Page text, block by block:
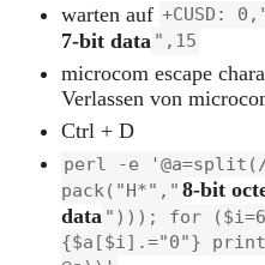
warten auf +CUSD:
7-bit data ",15
microcom escape
Verlassen von
Ctrl + D
perl -e
pack("H*"," 8-bit
data "))); for
{$a[$i].="0"}